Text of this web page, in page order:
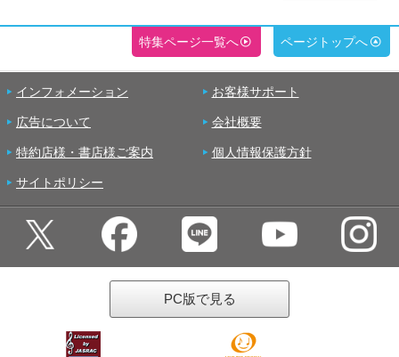
特集ページ一覧へ ページトップへ
インフォメーション お客様サポート
広告について 会社概要
特約店様・書店様ご案内 個人情報保護方針
サイトポリシー
PC版で見る